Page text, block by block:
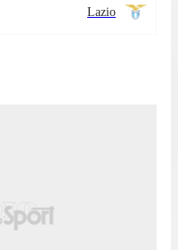
Lazio